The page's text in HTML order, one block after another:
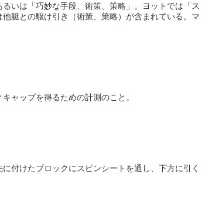
いは「巧妙な手段、術策、策略」。ヨットでは「ス
艇との駆け引き（術策、策略）が含まれている。マ
ャップを得るための計測のこと。
付けたブロックにスピンシートを通し、下方に引く